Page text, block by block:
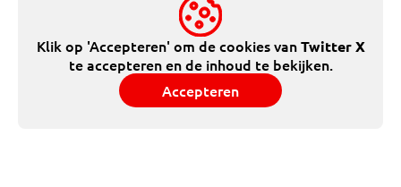
Klik op 'Accepteren' om de cookies vanTwitter X
te accepteren en de inhoud te bekijken.
Accepteren